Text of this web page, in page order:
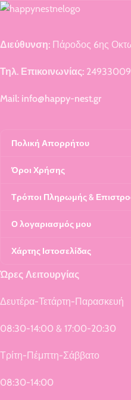
Διεύθυνση: Πάροδος 6ης
Τηλ. Επικοινωνίας:
Mail: info@happy-nest.gr
Πολική Απορρήτου
Όροι Χρήσης
Τρόποι Πληρωμής &
Ο λογαριασμός μου
Χάρτης Ιστοσελίδας
Ώρες Λειτουργίας
Δευτέρα-Τετάρτη-Παρασκευή
08:30-14:00 & 17:00-20:30
Τρίτη-Πέμπτη-Σάββατο
08:30-14:00